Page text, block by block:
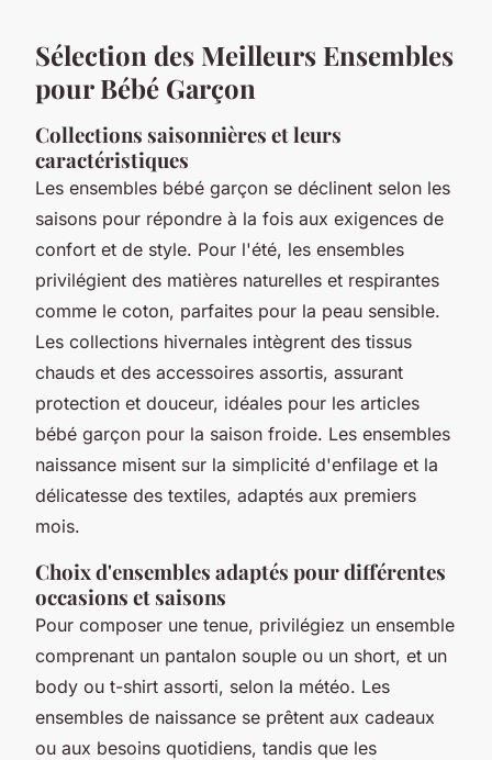
Sélection des Meilleurs Ensembles
pour Bébé Garçon
Collections saisonnières et leurs
caractéristiques
Les ensembles bébé garçon se déclinent selon les
saisons pour répondre à la fois aux exigences de
confort et de style. Pour l'été, les ensembles
privilégient des matières naturelles et respirantes
comme le coton, parfaites pour la peau sensible.
Les collections hivernales intègrent des tissus
chauds et des accessoires assortis, assurant
protection et douceur, idéales pour les articles
bébé garçon pour la saison froide. Les ensembles
naissance misent sur la simplicité d'enfilage et la
délicatesse des textiles, adaptés aux premiers
mois.
Choix d'ensembles adaptés pour différentes
occasions et saisons
Pour composer une tenue, privilégiez un ensemble
comprenant un pantalon souple ou un short, et un
body ou t-shirt assorti, selon la météo. Les
ensembles de naissance se prêtent aux cadeaux
ou aux besoins quotidiens, tandis que les